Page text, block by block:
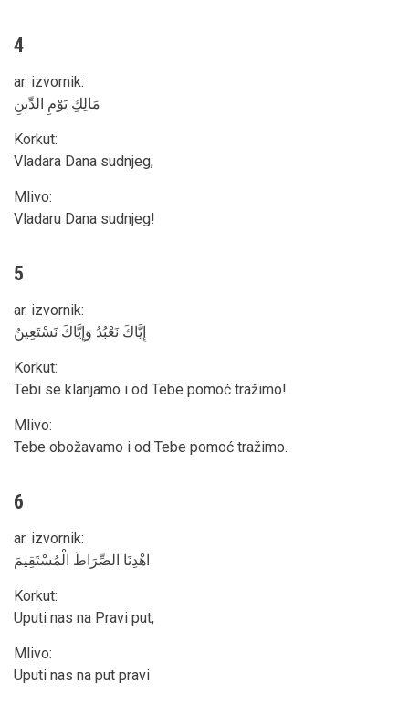
4
ar. izvornik:
مَالِكِ يَوْمِ الدِّينِ
Korkut:
Vladara Dana sudnjeg,
Mlivo:
Vladaru Dana sudnjeg!
5
ar. izvornik:
إِيَّاكَ نَعْبُدُ وَإِيَّاكَ نَسْتَعِينُ
Korkut:
Tebi se klanjamo i od Tebe pomoć tražimo!
Mlivo:
Tebe obožavamo i od Tebe pomoć tražimo.
6
ar. izvornik:
اهْدِنَا الصِّرَاطَ الْمُسْتَقِيمَ
Korkut:
Uputi nas na Pravi put,
Mlivo:
Uputi nas na put pravi